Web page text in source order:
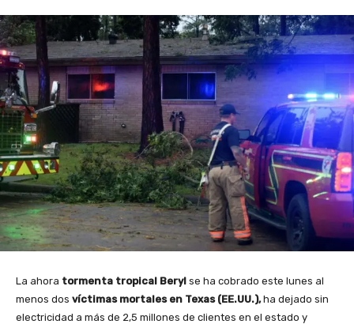
La ahora tormenta tropical Beryl se ha cobrado este lunes al
menos dos víctimas mortales en Texas (EE.UU.),ha dejado sin
electricidad a más de 2,5 millones de clientes en el estado y